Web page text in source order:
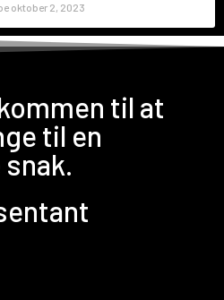
oktober 2, 2023
til at
til en